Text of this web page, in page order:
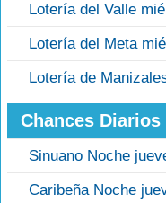
Lotería del Valle
Lotería del Meta
Lotería de
Chances Diarios
Sinuano Noche
Caribeña Noche